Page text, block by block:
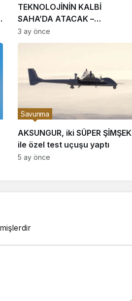
TEKNOLOJİNİN KALBİ
SAHA’DA ATACAK –
ASELSAN geleceğin milli
teknolojilerini SAHA’ya
3 ay önce
AKSUNGUR, iki SÜPER ŞİMŞEK
ile özel test uçuşu yaptı
Savunma
5 ay önce